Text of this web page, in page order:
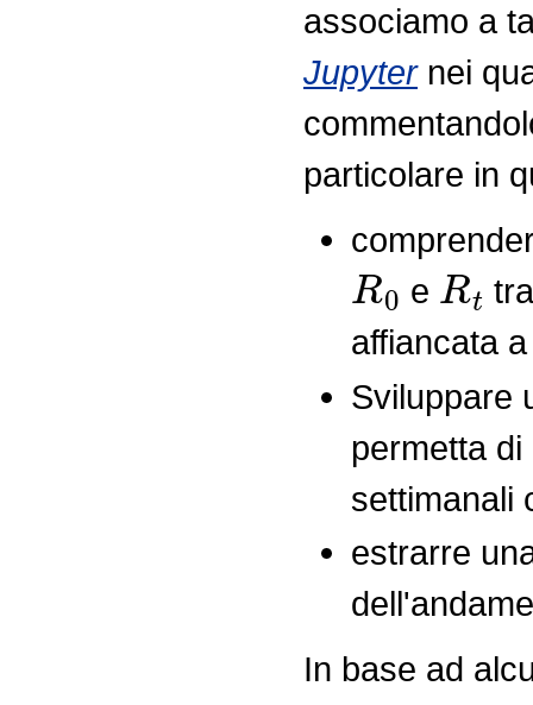
associamo a
Jupyternei
particolare in
R0
e
Rt
affiancata
Sviluppare
permetta
settimanali
estrarre
In base ad